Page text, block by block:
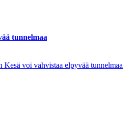
tunnelmaa
Kesä voi vahvistaa elpyvää tunnelmaa